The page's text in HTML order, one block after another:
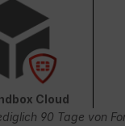
Cloud
90 Tage von